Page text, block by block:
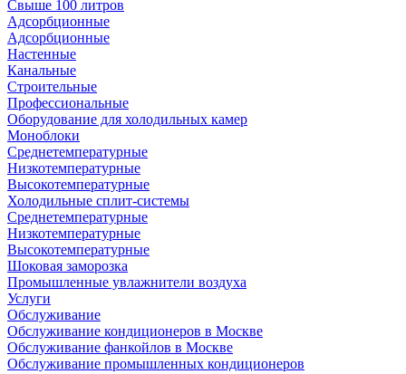
Свыше 100 литров
Адсорбционные
Адсорбционные
Настенные
Канальные
Строительные
Профессиональные
Оборудование для холодильных камер
Моноблоки
Среднетемпературные
Низкотемпературные
Высокотемпературные
Холодильные сплит-системы
Среднетемпературные
Низкотемпературные
Высокотемпературные
Шоковая заморозка
Промышленные увлажнители воздуха
Услуги
Обслуживание
Обслуживание кондиционеров в Москве
Обслуживание фанкойлов в Москве
Обслуживание промышленных кондиционеров